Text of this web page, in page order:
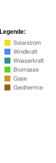
Legende: